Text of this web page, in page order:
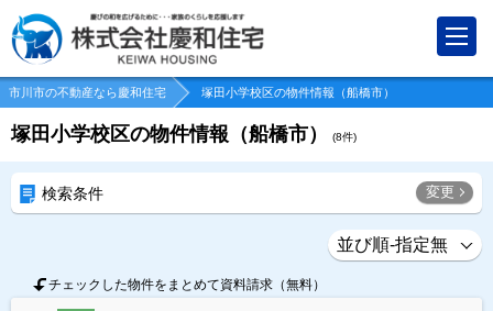
市川市の不動産なら慶和住宅 塚田小学校区の物件情報（船橋市）
塚田小学校区の物件情報（船橋市） (8件)
検索条件 変更
チェックした物件をまとめて資料請求（無料）